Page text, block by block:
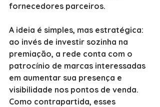
fornecedores parceiros.
A ideia é simples, mas estratégica:
ao invés de investir sozinha na
premiação, a rede conta com o
patrocínio de marcas interessadas
em aumentar sua presença e
visibilidade nos pontos de venda.
Como contrapartida, esses